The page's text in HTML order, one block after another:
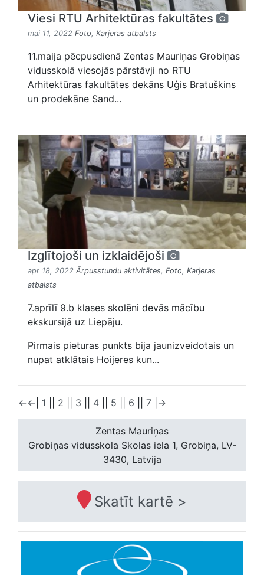
Viesi RTU Arhitektūras fakultātes
mai 11, 2022 Foto, Karjeras atbalsts
11.maija pēcpusdienā Zentas Mauriņas Grobiņas
vidusskolā viesojās pārstāvji no RTU
Arhitektūras fakultātes dekāns Uģis Bratuškins
un prodekāne Sand...
Izglītojoši un izklaidējoši
apr 18, 2022 Ārpusstundu aktivitātes, Foto, Karjeras
atbalsts
7.aprīlī 9.b klases skolēni devās mācību
ekskursijā uz Liepāju.
Pirmais pieturas punkts bija jaunizveidotais un
nupat atklātais Hoijeres kun...
←← 1 2 3 4 5 6 7 →
Zentas Mauriņas
Grobiņas vidusskola Skolas iela 1, Grobiņa, LV-
3430, Latvija
Skatīt kartē >